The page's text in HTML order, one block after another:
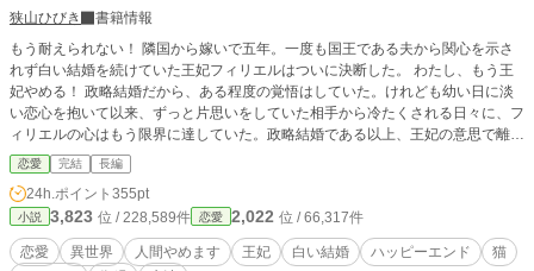
狭山ひびき
書籍情報
もう耐えられない！ 隣国から嫁いで五年。一度も国王である夫から関心を示さ
れず白い結婚を続けていた王妃フィリエルはついに決断した。 わたし、もう王
妃やめる！ 政略結婚だから、ある程度の覚悟はしていた。けれども幼い日に淡
い恋心を抱いて以来、ずっと片思いをしていた相手から冷たくされる日々に、フ
ィリエルの心はもう限界に達していた。政略結婚である以上、王妃の意思で離婚
はできない。しかしもうこれ以上、好きな人に無視される日々は送りたくないの
だ。 離婚できないなら人間をやめるわ！ 王妃で、そして隣国の王女であるフィ
リエルは、この先生きていてもきっと幸せにはなれないだろう。生まれた時から
政治の駒。それがフィリエルの人生だ。ならばそんな「人生」を捨てて、人間以
外として生きたほうがましだと、フィリエルは思った。 これからは自由気まま
な「猫生」を送るのよ！ フィリエルは少し前に知り合いになった、「廃墟の塔
恋愛 完結 長編
24h.ポイント 355pt
小説 3,823 位 / 228,589件 恋愛 2,022 位 / 66,317件
恋愛 異世界 人間やめます 王妃 白い結婚 ハッピーエンド
猫